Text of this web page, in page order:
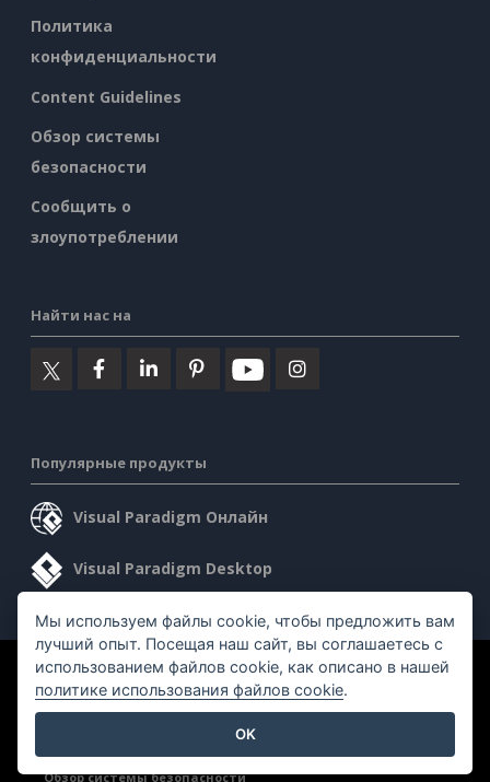
Политика
конфиденциальности
Content Guidelines
Обзор системы
безопасности
Сообщить о
злоупотреблении
Найти нас на
Популярные продукты
Visual Paradigm Онлайн
Visual Paradigm Desktop
©2026 by Visual Paradigm. Все права защищены.
Обзор системы безопасности
Мы используем файлы cookie, чтобы предложить вам
лучший опыт. Посещая наш сайт, вы соглашаетесь с
использованием файлов cookie, как описано в нашей
политике использования файлов cookie.
OK